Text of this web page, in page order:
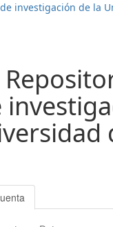
investigación de la